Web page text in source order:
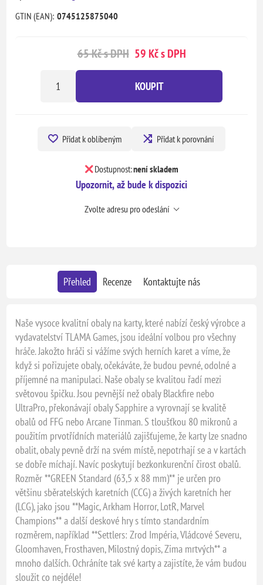
GTIN (EAN): 0745125875040
65 Kč s DPH 59 Kč s DPH
KOUPIT
Přidat k oblíbeným Přidat k porovnání
Dostupnost:není skladem
Upozornit, až bude k dispozici
Zvolte adresu pro odeslání
Přehled Recenze Kontaktujte nás
Naše vysoce kvalitní obaly na karty, které nabízí český výrobce a
vydavatelství TLAMA Games, jsou ideální volbou pro všechny
hráče. Jakožto hráči si vážíme svých herních karet a víme, že
když si pořizujete obaly, očekáváte, že budou pevné, odolné a
příjemné na manipulaci. Naše obaly se kvalitou řadí mezi
světovou špičku. Jsou pevnější než obaly Blackfire nebo
UltraPro, překonávají obaly Sapphire a vyrovnají se kvalitě
obalů od FFG nebo Arcane Tinman. S tloušťkou 80 mikronů a
použitím prvotřídních materiálů zajišťujeme, že karty lze snadno
obalit, obaly pevně drží na svém místě, nepotrhají se a v kartách
se dobře míchají. Navíc poskytují bezkonkurenční čirost obalů.
Rozměr **GREEN Standard (63,5 x 88 mm)** je určen pro
většinu sběratelských karetních (CCG) a živých karetních her
(LCG), jako jsou **Magic, Arkham Horror, LotR, Marvel
Champions** a další deskové hry s tímto standardním
rozměrem, například **Settlers: Zrod Impéria, Vládcové Severu,
Gloomhaven, Frosthaven, Milostný dopis, Zima mrtvých** a
mnoho dalších. Ochráníte tak své karty a zajistíte, že vám budou
sloužit co nejdéle!